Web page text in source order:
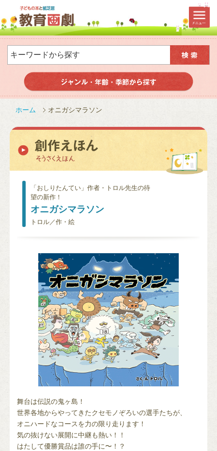
ホーム オニガシマラソン
「おしりたんてい」作者・トロル先生の待
望の新作！
オニガシマラソン
トロル／作・絵
舞台は伝説の鬼ヶ島！
世界各地からやってきたクセモノぞろいの選手たちが、
オニハードなコースを力の限り走ります！
気の抜けない展開に中継も熱い！！
はたして優勝賞品は誰の手に〜！？